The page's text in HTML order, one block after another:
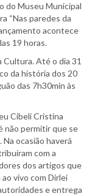
do Museu Municipal
“Nas paredes da
acontece
19 horas.
Cultura. Até o dia 31
da história dos 20
das 7h30min às
Cibeli Cristina
não permitir que se
ocasião haverá
com a
dos artigos que
vivo com Dirlei
e entrega